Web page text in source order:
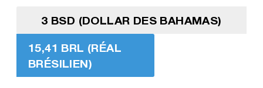
3 BSD (DOLLAR DES BAHAMAS)
15,41 BRL (RÉAL
BRÉSILIEN)